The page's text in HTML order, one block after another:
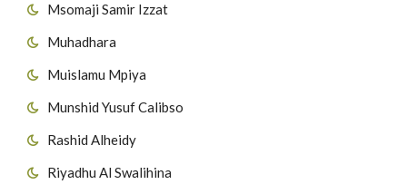
Msomaji Samir Izzat
Muhadhara
Muislamu Mpiya
Munshid Yusuf Calibso
Rashid Alheidy
Riyadhu Al Swalihina